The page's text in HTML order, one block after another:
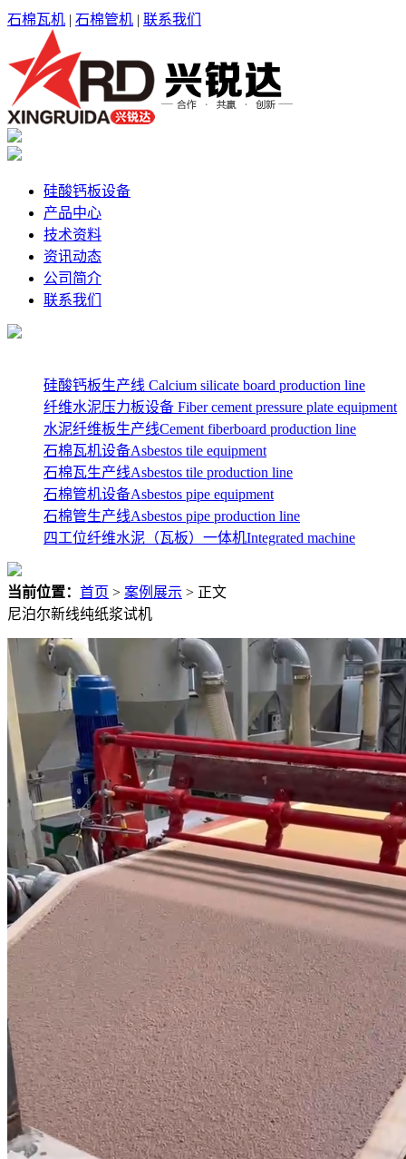
石棉瓦机 | 石棉管机 | 联系我们
硅酸钙板设备
产品中心
技术资料
资讯动态
公司简介
联系我们
硅酸钙板生产线 Calcium silicate board production line
纤维水泥压力板设备 Fiber cement pressure plate equipment
水泥纤维板生产线Cement fiberboard production line
石棉瓦机设备Asbestos tile equipment
石棉瓦生产线Asbestos tile production line
石棉管机设备Asbestos pipe equipment
石棉管生产线Asbestos pipe production line
四工位纤维水泥（瓦板）一体机Integrated machine
当前位置： 首页 > 案例展示 > 正文
尼泊尔新线纯纸浆试机